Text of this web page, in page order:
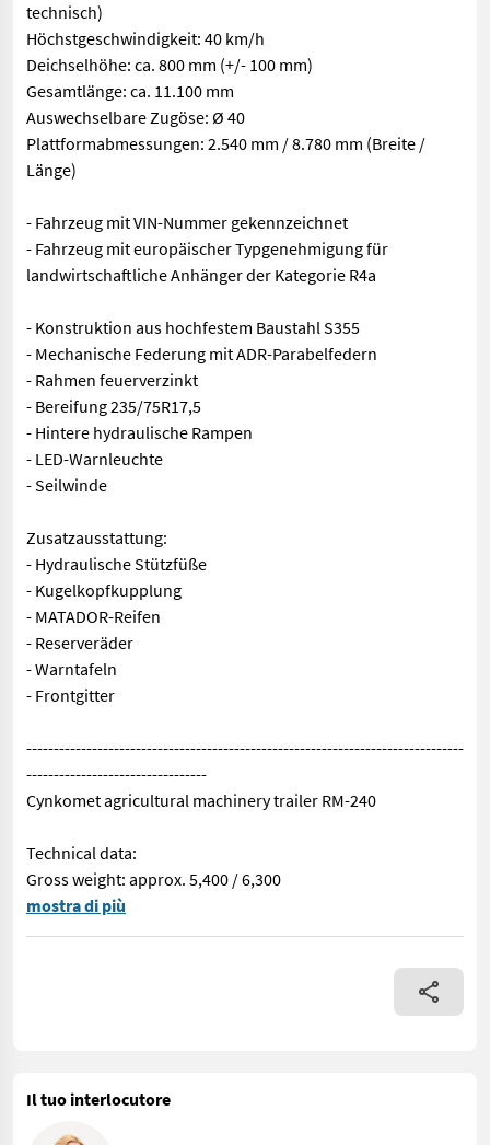
technisch)
Höchstgeschwindigkeit: 40 km/h
Deichselhöhe: ca. 800 mm (+/- 100 mm)
Gesamtlänge: ca. 11.100 mm
Auswechselbare Zugöse: Ø 40
Plattformabmessungen: 2.540 mm / 8.780 mm (Breite /
Länge)
- Fahrzeug mit VIN-Nummer gekennzeichnet
- Fahrzeug mit europäischer Typgenehmigung für
landwirtschaftliche Anhänger der Kategorie R4a
- Konstruktion aus hochfestem Baustahl S355
- Mechanische Federung mit ADR-Parabelfedern
- Rahmen feuerverzinkt
- Bereifung 235/75R17,5
- Hintere hydraulische Rampen
- LED-Warnleuchte
- Seilwinde
Zusatzausstattung:
- Hydraulische Stützfüße
- Kugelkopfkupplung
- MATADOR-Reifen
- Reserveräder
- Warntafeln
- Frontgitter
--------------------------------------------------------------------------------
---------------------------------
Cynkomet agricultural machinery trailer RM-240
Technical data:
Gross weight: approx. 5,400 / 6,300
Cynkomet landwirtschaftlicher Maschinentransportanhänger
mostra di più
Il tuo interlocutore